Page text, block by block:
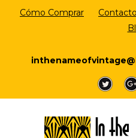
Cómo Comprar Contacto
a